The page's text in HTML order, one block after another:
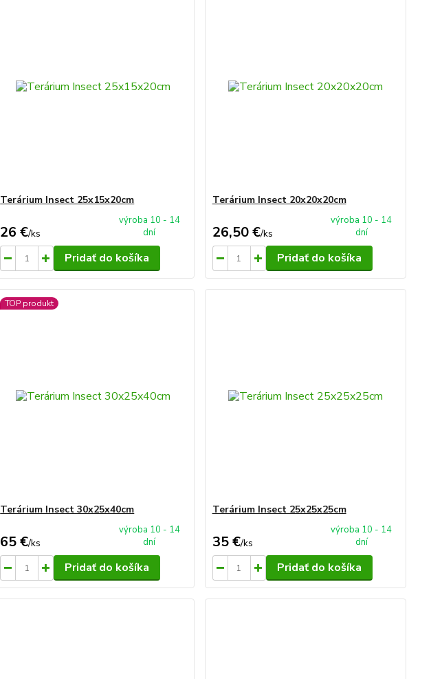
Terárium Insect 25x15x20cm
26 €/ks
výroba 10 - 14
dní
Pridať do košíka
Terárium Insect 20x20x20cm
26,50 €/ks
výroba 10 - 14
dní
Pridať do košíka
TOP produkt
Terárium Insect 30x25x40cm
65 €/ks
výroba 10 - 14
dní
Pridať do košíka
Terárium Insect 25x25x25cm
35 €/ks
výroba 10 - 14
dní
Pridať do košíka